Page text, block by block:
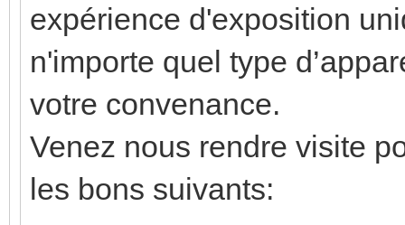
expérience d'exposition
n'importe quel type
votre convenance.
Venez nous rendre visite
les bons suivants: